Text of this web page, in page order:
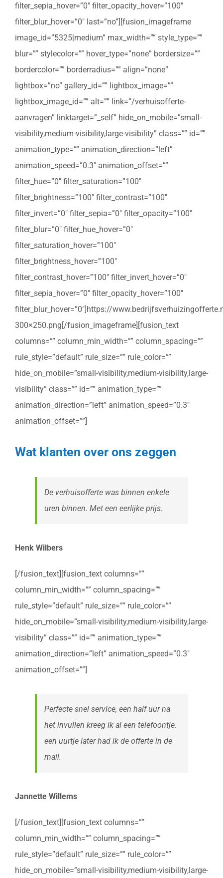
filter_sepia_hover=”0″ filter_opacity_hover=”100″
filter_blur_hover=”0″ last=”no”][fusion_imageframe
image_id=”5325|medium” max_width=”” style_type=””
blur=”” stylecolor=”” hover_type=”none” bordersize=””
bordercolor=”” borderradius=”” align=”none”
lightbox=”no” gallery_id=”” lightbox_image=””
lightbox_image_id=”” alt=”” link=”/verhuisofferte-
aanvragen” linktarget=”_self” hide_on_mobile=”small-
visibility,medium-visibility,large-visibility” class=”” id=””
animation_type=”” animation_direction=”left”
animation_speed=”0.3″ animation_offset=””
filter_hue=”0″ filter_saturation=”100″
filter_brightness=”100″ filter_contrast=”100″
filter_invert=”0″ filter_sepia=”0″ filter_opacity=”100″
filter_blur=”0″ filter_hue_hover=”0″
filter_saturation_hover=”100″
filter_brightness_hover=”100″
filter_contrast_hover=”100″ filter_invert_hover=”0″
filter_sepia_hover=”0″ filter_opacity_hover=”100″
filter_blur_hover=”0″]https://
300×250.png[/fusion_imageframe][fusion_text
columns=”” column_min_width=”” column_spacing=””
rule_style=”default” rule_size=”” rule_color=””
hide_on_mobile=”small-visibility,medium-visibility,large-
visibility” class=”” id=”” animation_type=””
animation_direction=”left” animation_speed=”0.3″
animation_offset=””]
Wat klanten over ons zeggen
De verhuisofferte was binnen enkele
uren binnen. Met een eerlijke prijs.
Henk Wilbers
[/fusion_text][fusion_text columns=””
column_min_width=”” column_spacing=””
rule_style=”default” rule_size=”” rule_color=””
hide_on_mobile=”small-visibility,medium-visibility,large-
visibility” class=”” id=”” animation_type=””
animation_direction=”left” animation_speed=”0.3″
animation_offset=””]
Perfecte snel service, een half uur na
het invullen kreeg ik al een telefoontje.
een uurtje later had ik de offerte in de
mail.
Jannette Willems
[/fusion_text][fusion_text columns=””
column_min_width=”” column_spacing=””
rule_style=”default” rule_size=”” rule_color=””
hide_on_mobile=”small-visibility,medium-visibility,large-